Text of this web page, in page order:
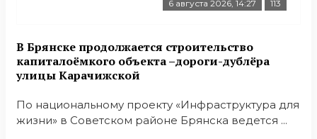
6 августа 2026, 14:27 113
В Брянске продолжается строительство
капиталоёмкого объекта –дороги-дублёра
улицы Карачижской
По национальному проекту «Инфраструктура для
жизни» в Советском районе Брянска ведется ...